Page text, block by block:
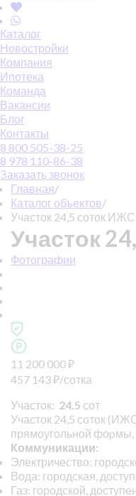
Каталог
Новостройки
Компания
Ипотека
Команда
Вакансии
Блог
Контакты
8 800 505-38-25
8 978 110-86-38
Заказать звонок
Главная/
Каталог объектов/
Участок 24,5 соток ИЖС
Участок
Фотографии
11 200 000₽
457 143₽/сотка
Участок: 24.5 сот
Участок 24,5 соток
прямоугольной фоpмы,
Коммуникации:
Электричество:
Вода: городская,
Газ: городской,